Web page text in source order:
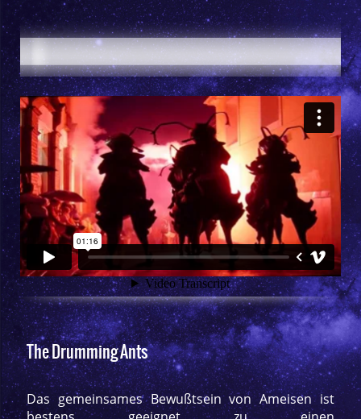
The Drumming Ants
Das gemeinsames Bewußtsein von Ameisen ist